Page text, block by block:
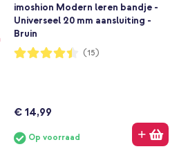
imoshion Modern leren bandje -
Universeel 20 mm aansluiting -
Bruin
Waardering:
88%
(15)
€ 14,99
Op voorraad